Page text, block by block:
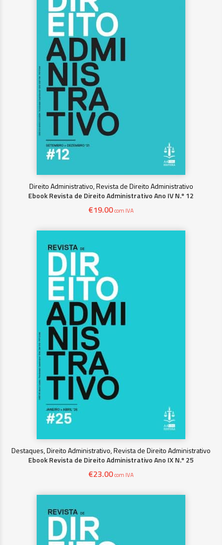
Direito Administrativo, Revista de Direito Administrativo
Ebook Revista de Direito Administrativo Ano IV N.º 12
€19.00com IVA
Destaques, Direito Administrativo, Revista de Direito Administrativo
Ebook Revista de Direito Administrativo Ano IX N.º 25
€23.00com IVA